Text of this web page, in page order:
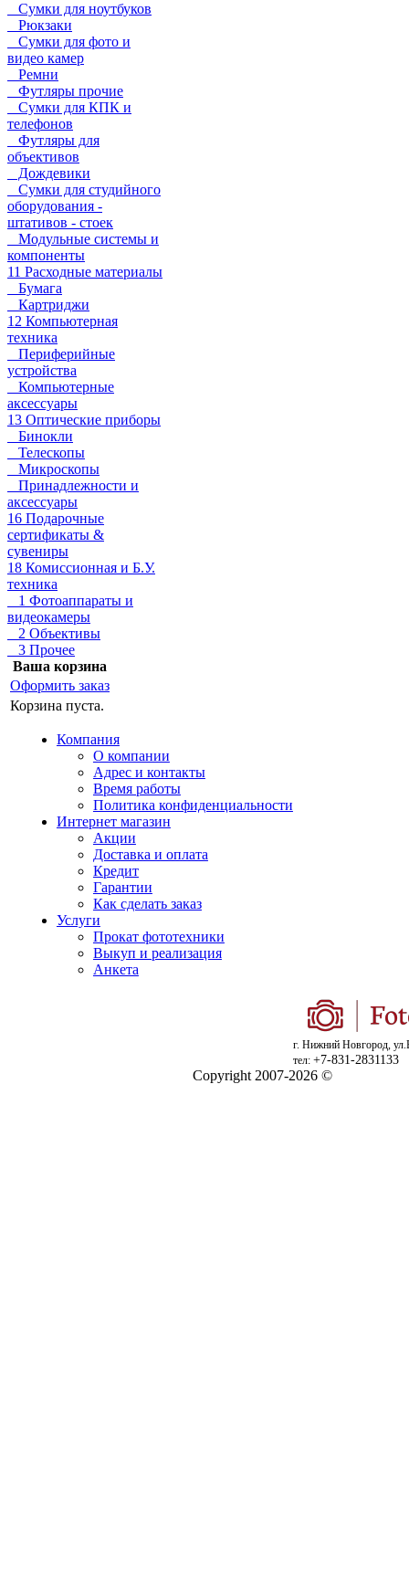
Сумки для ноутбуков
Рюкзаки
Сумки для фото и
видео камер
Ремни
Футляры прочие
Сумки для КПК и
телефонов
Футляры для
объективов
Дождевики
Сумки для студийного
оборудования -
штативов - стоек
Модульные системы и
компоненты
11 Расходные материалы
Бумага
Картриджи
12 Компьютерная
техника
Периферийные
устройства
Компьютерные
аксессуары
13 Оптические приборы
Бинокли
Телескопы
Микроскопы
Принадлежности и
аксессуары
16 Подарочные
сертификаты &
сувениры
18 Комиссионная и Б.У.
техника
1 Фотоаппараты и
видеокамеры
2 Объективы
3 Прочее
Ваша корзина
Оформить заказ
Корзина пуста.
Компания
О компании
Адрес и контакты
Время работы
Политика конфиденциальности
Интернет магазин
Акции
Доставка и оплата
Кредит
Гарантии
Как сделать заказ
Услуги
Прокат фототехники
Выкуп и реализация
Анкета
г. Нижний Новгород,
тел: +7-831-2831133
Copyright 2007-2026 ©